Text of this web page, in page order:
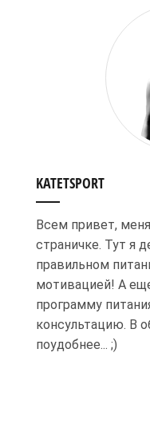
KATETSPORT
Всем привет,
страничке. Тут я
правильном
мотивацией! А
программу
консультацию. В
поудобнее... ;)